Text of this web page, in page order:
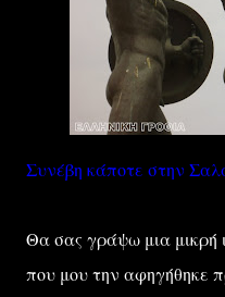
Συνέβη κάποτε στην
Θα σας γράψω μια μικρή
που μου την αφηγήθηκε